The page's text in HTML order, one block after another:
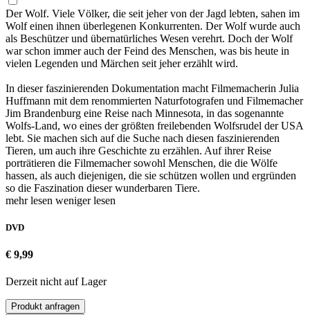
Der Wolf. Viele Völker, die seit jeher von der Jagd lebten, sahen im
Wolf einen ihnen überlegenen Konkurrenten. Der Wolf wurde auch
als Beschützer und übernatürliches Wesen verehrt. Doch der Wolf
war schon immer auch der Feind des Menschen, was bis heute in
vielen Legenden und Märchen seit jeher erzählt wird.
In dieser faszinierenden Dokumentation macht Filmemacherin Julia
Huffmann mit dem renommierten Naturfotografen und Filmemacher
Jim Brandenburg eine Reise nach Minnesota, in das sogenannte
Wolfs-Land, wo eines der größten freilebenden Wolfsrudel der USA
lebt. Sie machen sich auf die Suche nach diesen faszinierenden
Tieren, um auch ihre Geschichte zu erzählen. Auf ihrer Reise
porträtieren die Filmemacher sowohl Menschen, die die Wölfe
hassen, als auch diejenigen, die sie schützen wollen und ergründen
so die Faszination dieser wunderbaren Tiere.
mehr lesen weniger lesen
DVD
€ 9,99
Derzeit nicht auf Lager
Produkt anfragen